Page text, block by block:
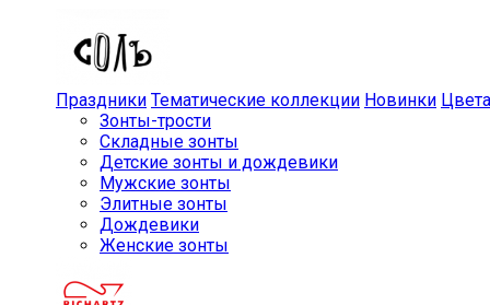
Праздники Тематические коллекции Новинки Цвета
Зонты-трости
Складные зонты
Детские зонты и дождевики
Мужские зонты
Элитные зонты
Дождевики
Женские зонты